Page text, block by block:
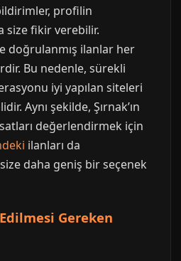
profilin
size fikir verebilir.
doğrulanmış ilanlar her
Bu nedenle, sürekli
iyi yapılan siteleri
Aynı şekilde, Şırnak’ın
değerlendirmek için
ilanları da
daha geniş bir seçenek
Gereken